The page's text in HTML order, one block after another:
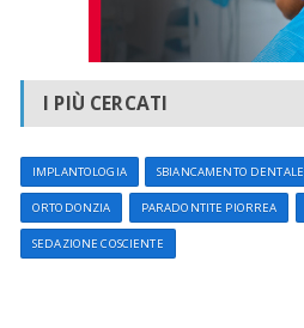
I PIÙ CERCATI
IMPLANTOLOGIA SBIANCAMENTO DENTALE
ORTODONZIA PARADONTITE PIORREA
SEDAZIONE COSCIENTE